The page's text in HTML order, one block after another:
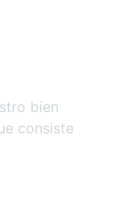
bien
consiste